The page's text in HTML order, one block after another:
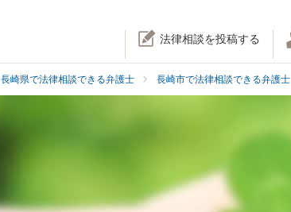
法律相談を投稿する
長崎県で法律相談できる弁護士 長崎市で法律相談できる弁護士